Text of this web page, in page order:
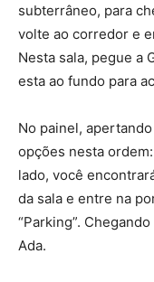
subterrâneo, para
volte ao corredor e
Nesta sala, pegue a
esta ao fundo para
No painel,
opções nesta
lado, você
da sala e entre na
“Parking”.
Ada.